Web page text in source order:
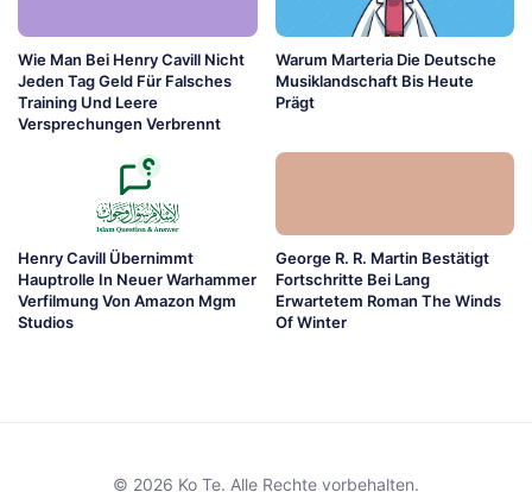
Wie Man Bei Henry Cavill Nicht
Jeden Tag Geld Für Falsches
Training Und Leere
Versprechungen Verbrennt
Warum Marteria Die Deutsche
Musiklandschaft Bis Heute
Prägt
Henry Cavill Übernimmt
Hauptrolle In Neuer Warhammer
Verfilmung Von Amazon Mgm
Studios
George R. R. Martin Bestätigt
Fortschritte Bei Lang
Erwartetem Roman The Winds
Of Winter
© 2026 Ko Te. Alle Rechte vorbehalten.